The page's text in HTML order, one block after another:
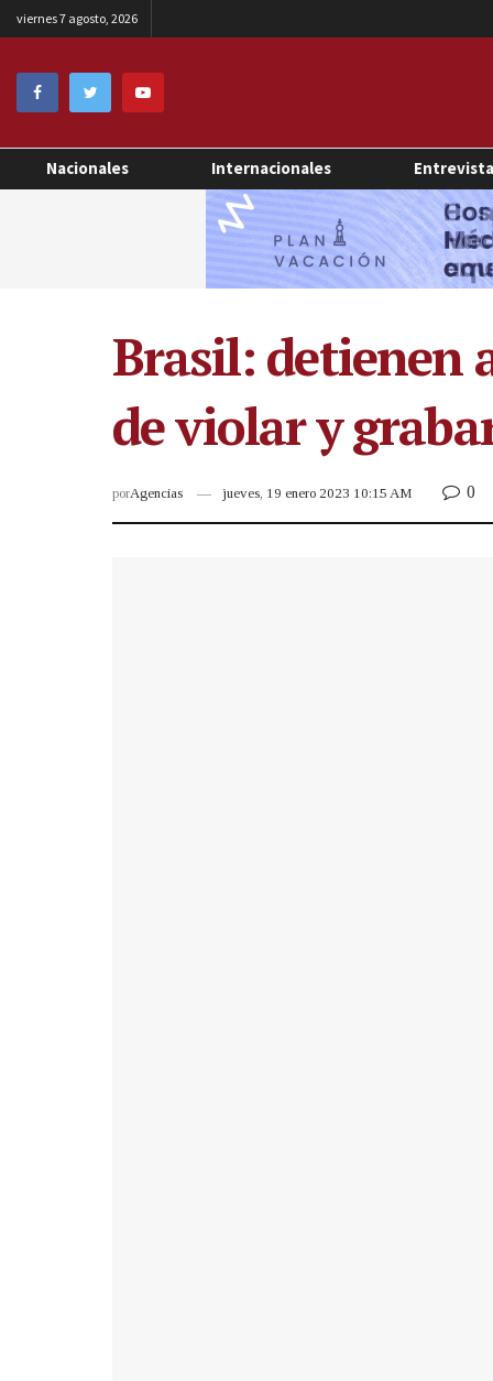
viernes 7 agosto, 2026
Nacionales Internacionales
Brasil: detienen
de violar y
porAgencias jueves, 19 enero 2023 10:15 AM 0